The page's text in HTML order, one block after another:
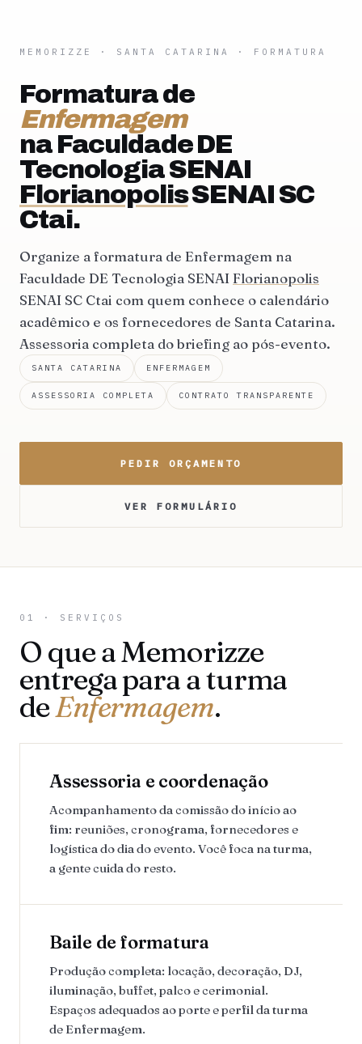
MEMORIZZE · SANTA CATARINA · FORMATURA
Formatura de
Enfermagem
na Faculdade DE
Tecnologia SENAI
FlorianopolisSENAI SC
Ctai.
Organize a formatura de Enfermagem na
Faculdade DE Tecnologia SENAI Florianopolis
SENAI SC Ctai com quem conhece o calendário
acadêmico e os fornecedores de Santa Catarina.
Assessoria completa do briefing ao pós-evento.
SANTA CATARINA ENFERMAGEM
ASSESSORIA COMPLETA CONTRATO TRANSPARENTE
PEDIR ORÇAMENTO
VER FORMULÁRIO
01 · SERVIÇOS
O que a Memorizze
entrega para a turma
deEnfermagem.
Assessoria e coordenação
Acompanhamento da comissão do início ao
fim: reuniões, cronograma, fornecedores e
logística do dia do evento. Você foca na turma,
a gente cuida do resto.
Baile de formatura
Produção completa: locação, decoração, DJ,
iluminação, buffet, palco e cerimonial.
Espaços adequados ao porte e perfil da turma
de Enfermagem.